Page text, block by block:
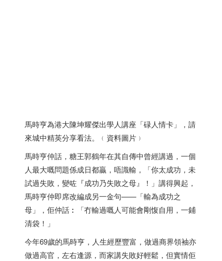
馬時亨為港大陳坤耀傑出學人講座「碌人情卡」，請
來城中精英分享看法。﹙資料圖片﹚
馬時亨仲話，糖王郭鶴年在其自傳中曾經講過，一個
人最大嘅問題係成日都贏，唔識輸，「你太成功，未
試過失敗，變咗『成功乃失敗之母』！」講得興起，
馬時亨仲即席改編成另一金句——「輸為成功之
母」，佢仲話︰「冇輸過嘅人可能會剛愎自用，一鋪
清袋！」
今年69歲的馬時亨，人生經歷豐富，做過商界領袖亦
做過高官，左右逢源，而家講失敗好輕鬆，但實情佢